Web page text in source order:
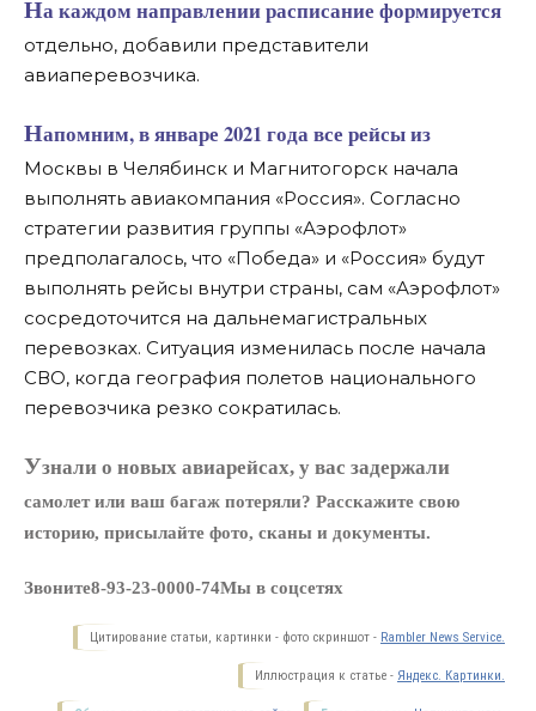
На каждом направлении расписание формируется
отдельно, добавили представители
авиаперевозчика.
Напомним, в январе 2021 года все рейсы из
Москвы в Челябинск и Магнитогорск начала
выполнять авиакомпания «Россия». Согласно
стратегии развития группы «Аэрофлот»
предполагалось, что «Победа» и «Россия» будут
выполнять рейсы внутри страны, сам «Аэрофлот»
сосредоточится на дальнемагистральных
перевозках. Ситуация изменилась после начала
СВО, когда география полетов национального
перевозчика резко сократилась.
Узнали о новых авиарейсах, у вас задержали
самолет или ваш багаж потеряли? Расскажите свою
историю, присылайте фото, сканы и документы.
Звоните8-93-23-0000-74Мы в соцсетях
Цитирование статьи, картинки - фото скриншот - Rambler News Service.
Иллюстрация к статье - Яндекс. Картинки.